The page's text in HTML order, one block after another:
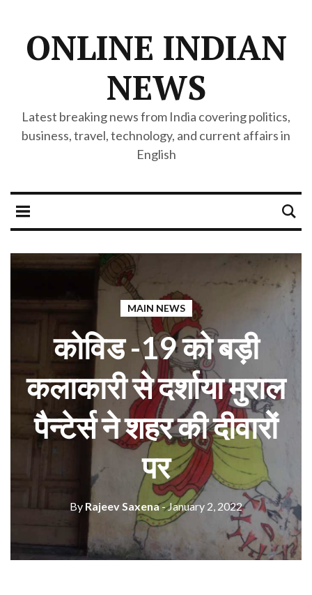
ONLINE INDIAN
NEWS
Latest breaking news from India covering politics,
business, travel, technology, and current affairs in
English
MAIN NEWS
कोविड -19 को बड़ी
कलाकारी से दर्शाया मुराल
पैन्टेर्स ने शहर की दीवारों
पर
By Rajeev Saxena- January 2, 2022